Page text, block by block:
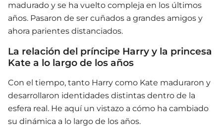
madurado y se ha vuelto compleja en los últimos
años. Pasaron de ser cuñados a grandes amigos y
ahora parientes distanciados.
La relación del príncipe Harry y la princesa
Kate a lo largo de los años
Con el tiempo, tanto Harry como Kate maduraron y
desarrollaron identidades distintas dentro de la
esfera real. He aquí un vistazo a cómo ha cambiado
su dinámica a lo largo de los años.